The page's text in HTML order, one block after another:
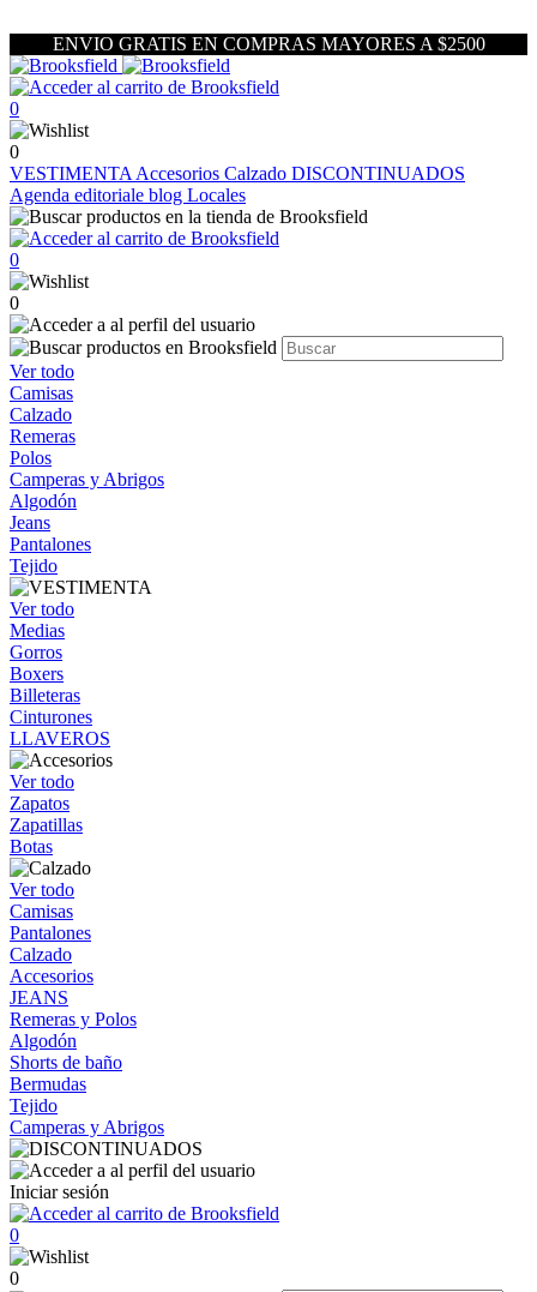
ENVIO GRATIS EN COMPRAS MAYORES A $2500
0
0
VESTIMENTA Accesorios Calzado DISCONTINUADOS
Agenda editoriale blog Locales
0
0
Ver todo
Camisas
Calzado
Remeras
Polos
Camperas y Abrigos
Algodón
Jeans
Pantalones
Tejido
Ver todo
Medias
Gorros
Boxers
Billeteras
Cinturones
LLAVEROS
Ver todo
Zapatos
Zapatillas
Botas
Ver todo
Camisas
Pantalones
Calzado
Accesorios
JEANS
Remeras y Polos
Algodón
Shorts de baño
Bermudas
Tejido
Camperas y Abrigos
Iniciar sesión
0
0